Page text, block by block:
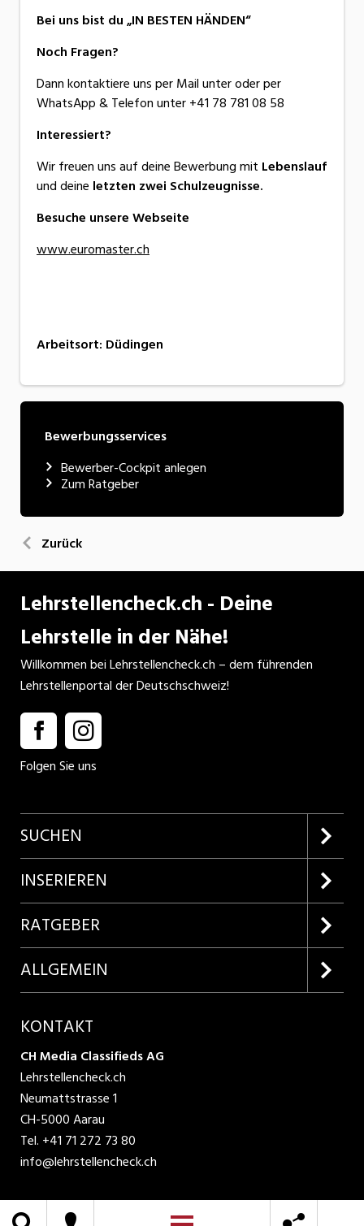
Bei uns bist du „IN BESTEN HÄNDEN“
Noch Fragen?
Dann kontaktiere uns per Mail unter oder per
WhatsApp & Telefon unter +41 78 781 08 58
Interessiert?
Wir freuen uns auf deine Bewerbung mit Lebenslauf
und deine letzten zwei Schulzeugnisse.
Besuche unsere Webseite
www.euromaster.ch
Arbeitsort: Düdingen
Bewerbungsservices
Bewerber-Cockpit anlegen
Zum Ratgeber
Zurück
Lehrstellencheck.ch - Deine
Lehrstelle in der Nähe!
Willkommen bei Lehrstellencheck.ch – dem führenden
Lehrstellenportal der Deutschschweiz!
Folgen Sie uns
SUCHEN
Firmenprofile entdecken
Lehrstellen suchen
INSERIEREN
Kundenlogin
Inserieren
Produkte
RATGEBER
Lehrberufe entdecken
ALLGEMEIN
AGB
Datenschutzbestimmungen
Nutzungsbedingungen
Impressum
KONTAKT
CH Media Classifieds AG
Lehrstellencheck.ch
Neumattstrasse 1
CH-5000 Aarau
Tel. +41 71 272 73 80
info@lehrstellencheck.ch